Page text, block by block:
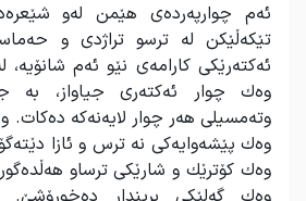
ئەم چوارپەردەی هێمن لەو
تێكەڵێكن لە ترسو تراژدی و
ئەكتەرێكی كارامەی نێو ئەم شانۆیە،
وەك چوار ئەكتەری جیاواز، بە
وتەمسیلی هەر چوار لایەنەكە
وەك پێشەوایەكی نە ترس و ئازا
وەك كۆترێك و شارێكی ترساو